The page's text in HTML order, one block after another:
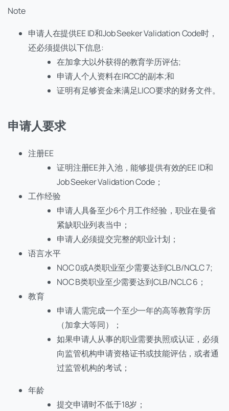
Note
申请人在提供EE ID和Job Seeker Validation Code时，
还必须提供以下信息:
在加拿大以外获得的教育学历评估;
申请人个人资料在IRCC的副本;和
证明有足够资金来满足LICO要求的财务文件。
申请人要求
注册EE
证明注册EE并入池，能够提供有效的EE ID和
Job Seeker Validation Code；
工作经验
申请人具备至少6个月工作经验，职业在曼省
紧缺职业列表当中；
申请人必须提交完整的职业计划；
语言水平
NOC 0或A类职业至少需要达到CLB/NCLC 7;
NOC B类职业至少需要达到CLB/NCLC 6；
教育
申请人需完成一个至少一年的高等教育学历
（加拿大等同）；
如果申请人从事的职业需要执照或认证，必须
向监管机构申请资格证书或技能评估，或者通
过监管机构的考试；
年龄
提交申请时不低于18岁；